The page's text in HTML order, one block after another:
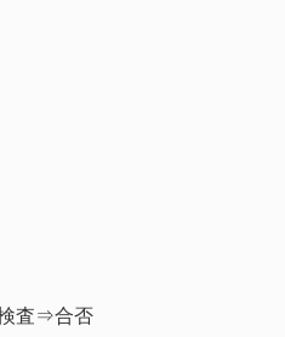
査⇒合否